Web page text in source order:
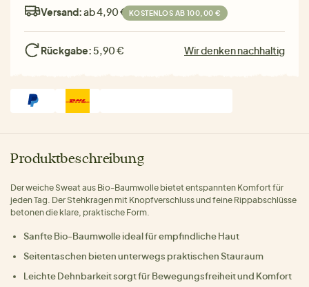
Versand:ab 4,90 € KOSTENLOS AB 100,00 €
Rückgabe: 5,90 € Wir denken nachhaltig
Produktbeschreibung
Der weiche Sweat aus Bio-Baumwolle bietet entspannten Komfort für
jeden Tag. Der Stehkragen mit Knopfverschluss und feine Rippabschlüsse
betonen die klare, praktische Form.
Sanfte Bio-Baumwolle ideal für empfindliche Haut
Seitentaschen bieten unterwegs praktischen Stauraum
Leichte Dehnbarkeit sorgt für Bewegungsfreiheit und Komfort